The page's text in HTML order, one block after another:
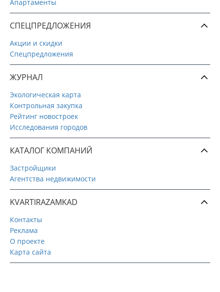
Апартаменты
СПЕЦПРЕДЛОЖЕНИЯ
Акции и скидки
Спецпредложения
ЖУРНАЛ
Экологическая карта
Контрольная закупка
Рейтинг новостроек
Исследования городов
КАТАЛОГ КОМПАНИЙ
Застройщики
Агентства недвижимости
KVARTIRAZAMKAD
Контакты
Реклама
О проекте
Карта сайта